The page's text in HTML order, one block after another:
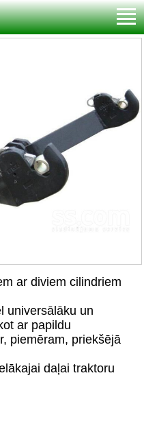
ar diviem cilindriem
universālāku un
ar papildu
piemēram, priekšējā
daļai traktoru